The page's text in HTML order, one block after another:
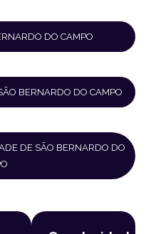
DO CAMPO
BERNARDO DO CAMPO
DE SÃO BERNARDO DO